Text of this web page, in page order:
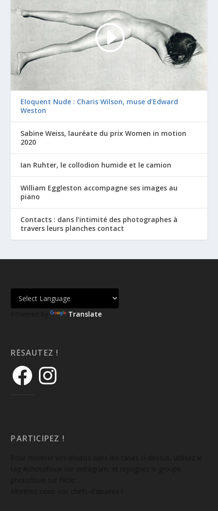
Eloquent Nude : Charis Wilson, muse d’Edward
Weston
Sabine Weiss, lauréate du prix Women in motion
2020
Ian Ruhter, le collodion humide et le camion
William Eggleston accompagne ses images au
piano
Contacts : dans l’intimité des photographes à
travers leurs planches contact
Powered by Translate
RÉSAUTEZ !
PARTICIPEZ !